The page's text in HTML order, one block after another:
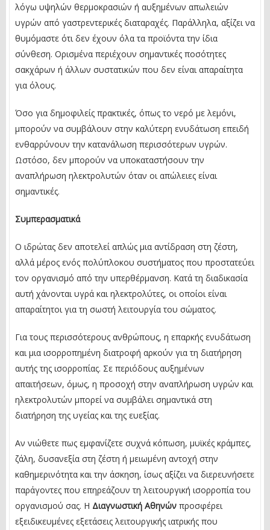
λόγω υψηλών θερμοκρασιών ή αυξημένων απωλειών
υγρών από γαστρεντερικές διαταραχές. Παράλληλα, αξίζει να
θυμόμαστε ότι δεν έχουν όλα τα προϊόντα την ίδια
σύνθεση. Ορισμένα περιέχουν σημαντικές ποσότητες
σακχάρων ή άλλων συστατικών που δεν είναι απαραίτητα
για όλους.
Όσο για δημοφιλείς πρακτικές, όπως το νερό με λεμόνι,
μπορούν να συμβάλουν στην καλύτερη ενυδάτωση επειδή
ενθαρρύνουν την κατανάλωση περισσότερων υγρών.
Ωστόσο, δεν μπορούν να υποκαταστήσουν την
αναπλήρωση ηλεκτρολυτών όταν οι απώλειες είναι
σημαντικές.
Συμπερασματικά
Ο ιδρώτας δεν αποτελεί απλώς μια αντίδραση στη ζέστη,
αλλά μέρος ενός πολύπλοκου συστήματος που προστατεύει
τον οργανισμό από την υπερθέρμανση. Κατά τη διαδικασία
αυτή χάνονται υγρά και ηλεκτρολύτες, οι οποίοι είναι
απαραίτητοι για τη σωστή λειτουργία του σώματος.
Για τους περισσότερους ανθρώπους, η επαρκής ενυδάτωση
και μια ισορροπημένη διατροφή αρκούν για τη διατήρηση
αυτής της ισορροπίας. Σε περιόδους αυξημένων
απαιτήσεων, όμως, η προσοχή στην αναπλήρωση υγρών και
ηλεκτρολυτών μπορεί να συμβάλει σημαντικά στη
διατήρηση της υγείας και της ευεξίας.
Αν νιώθετε πως εμφανίζετε συχνά κόπωση, μυϊκές κράμπες,
ζάλη, δυσανεξία στη ζέστη ή μειωμένη αντοχή στην
καθημερινότητα και την άσκηση, ίσως αξίζει να διερευνήσετε
παράγοντες που επηρεάζουν τη λειτουργική ισορροπία του
οργανισμού σας. Η Διαγνωστική Αθηνών προσφέρει
εξειδικευμένες εξετάσεις λειτουργικής ιατρικής που